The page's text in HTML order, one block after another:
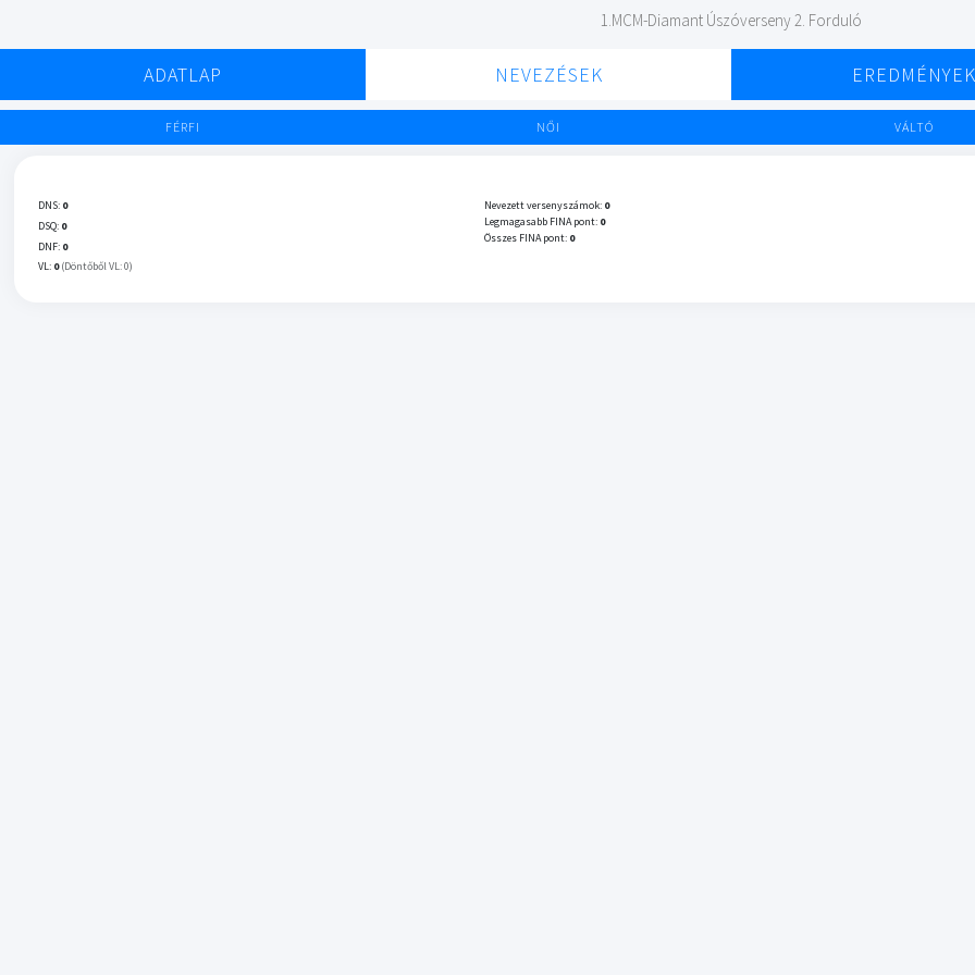
1.MCM-Diamant Úszóverseny 2. Forduló
ADATLAP NEVEZÉSEK EREDMÉNYEK
FÉRFI NŐI VÁLTÓ
DNS: 0
DSQ: 0
DNF: 0
VL: 0 (Döntőből VL: 0)
Nevezett versenyszámok: 0
Legmagasabb FINA pont: 0
Összes FINA pont: 0